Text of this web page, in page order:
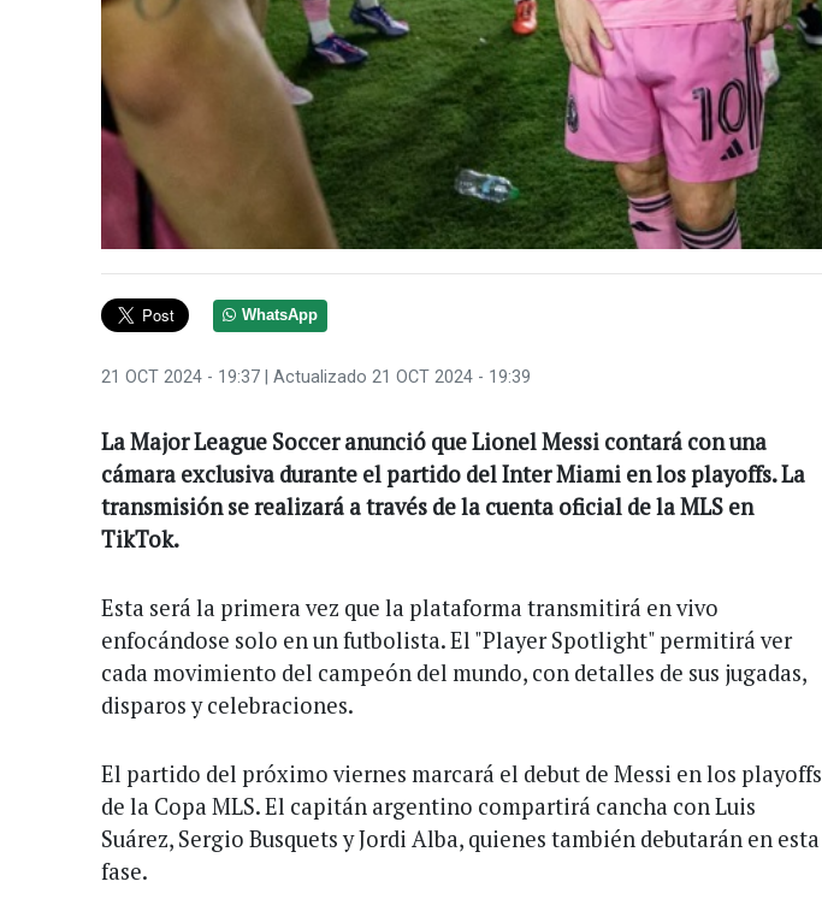
WhatsApp
21 OCT 2024 - 19:37 | Actualizado 21 OCT 2024 - 19:39
La Major League Soccer anunció que Lionel Messi contará con una
cámara exclusiva durante el partido del Inter Miami en los playoffs. La
transmisión se realizará a través de la cuenta oficial de la MLS en
TikTok.
Esta será la primera vez que la plataforma transmitirá en vivo
enfocándose solo en un futbolista. El "Player Spotlight" permitirá ver
cada movimiento del campeón del mundo, con detalles de sus jugadas,
disparos y celebraciones.
El partido del próximo viernes marcará el debut de Messi en los playoffs
de la Copa MLS. El capitán argentino compartirá cancha con Luis
Suárez, Sergio Busquets y Jordi Alba, quienes también debutarán en esta
fase.